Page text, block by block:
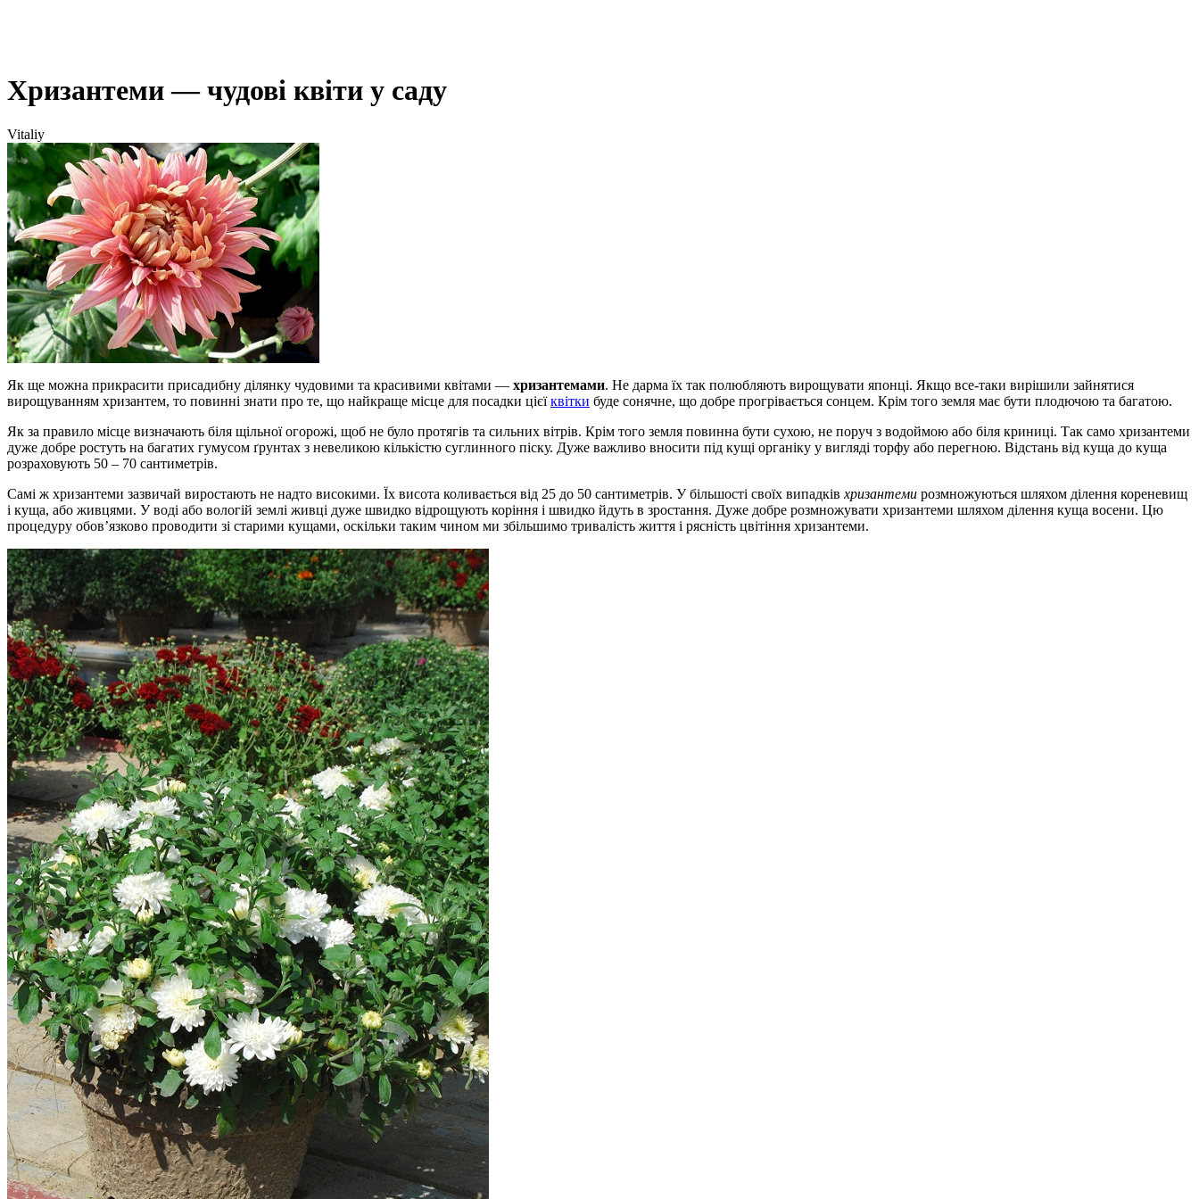
Хризантеми — чудові квіти у саду
Vitaliy
Як ще можна прикрасити присадибну ділянку чудовими та красивими квітами — хризантемами. Не дарма їх так полюбляють вирощувати японці. Якщо все-таки вирішили зайнятися
вирощуванням хризантем, то повинні знати про те, що найкраще місце для посадки цієїквітки буде сонячне, що добре прогрівається сонцем. Крім того земля має бути плодючою та багатою.
Як за правило місце визначають біля щільної огорожі, щоб не було протягів та сильних вітрів. Крім того земля повинна бути сухою, не поруч з водоймою або біля криниці. Так само хризантеми
дуже добре ростуть на багатих гумусом ґрунтах з невеликою кількістю суглинного піску. Дуже важливо вносити під кущі органіку у вигляді торфу або перегною. Відстань від куща до куща
розраховують 50 – 70 сантиметрів.
Самі ж хризантеми зазвичай виростають не надто високими. Їх висота коливається від 25 до 50 сантиметрів. У більшості своїх випадків хризантеми розмножуються шляхом ділення кореневищ
і куща, або живцями. У воді або вологій землі живці дуже швидко відрощують коріння і швидко йдуть в зростання. Дуже добре розмножувати хризантеми шляхом ділення куща восени. Цю
процедуру обов’язково проводити зі старими кущами, оскільки таким чином ми збільшимо тривалість життя і рясність цвітіння хризантеми.